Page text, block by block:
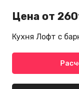
Цена от
Кухня Лофт с